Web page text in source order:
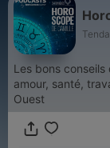
Les bons
amour, santé,
Ouest